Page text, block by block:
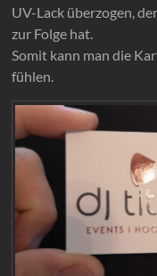
UV-Lack überzogen,
zur Folge hat.
Somit kann man die
fühlen.